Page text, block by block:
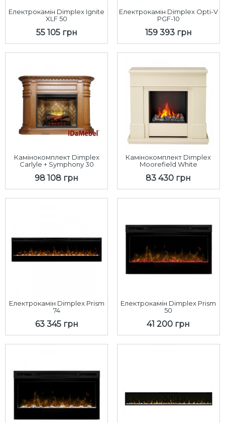
Електрокамін Dimplex Ignite
XLF 50
55 105 грн
Електрокамін Dimplex Opti-V
PGF-10
159 393 грн
Камінокомплект Dimplex
Carlyle + Symphony 30
98 108 грн
Камінокомплект Dimplex
Moorefield White
83 430 грн
Електрокамін Dimplex Prism
74
63 345 грн
Електрокамін Dimplex Prism
50
41 200 грн